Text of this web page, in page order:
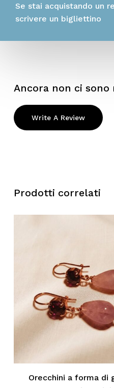
Se stai acquistando un
scrivere un bigliettino
Ancora non ci sono
Write A Review
Prodotti correlati
Orecchini a forma di